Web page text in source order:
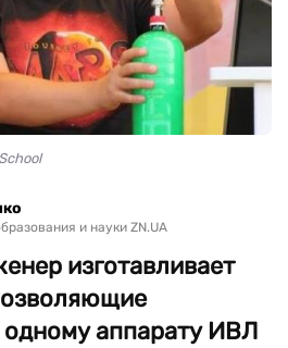
и науки ZN.UA
изготавливает
одному аппарату ИВЛ